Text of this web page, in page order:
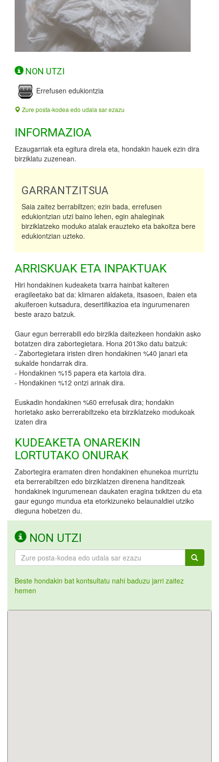
NON UTZI
Errefusen edukiontzia
Zure posta-kodea edo udala sar ezazu
INFORMAZIOA
Ezaugarriak eta egitura direla eta, hondakin hauek ezin dira
birziklatu zuzenean.
GARRANTZITSUA
Saia zaitez berrabiltzen; ezin bada, errefusen
edukiontzian utzi baino lehen, egin ahaleginak
birziklatzeko moduko atalak erauzteko eta bakoitza bere
edukiontzian uzteko.
ARRISKUAK ETA INPAKTUAK
Hiri hondakinen kudeaketa txarra hainbat kalteren
eragileetako bat da: klimaren aldaketa, itsasoen, ibaien eta
akuiferoen kutsadura, desertifikazioa eta ingurumenaren
beste arazo batzuk.
Gaur egun berrerabili edo birzikla daitezkeen hondakin asko
botatzen dira zabortegietara. Hona 2013ko datu batzuk:
- Zabortegietara iristen diren hondakinen %40 janari eta
sukalde hondarrak dira.
- Hondakinen %15 papera eta kartoia dira.
- Hondakinen %12 ontzi arinak dira.
Euskadin hondakinen %60 errefusak dira; hondakin
horietako asko berrerabiltzeko eta birziklatzeko modukoak
izaten dira
KUDEAKETA ONAREKIN
LORTUTAKO ONURAK
Zabortegira eramaten diren hondakinen ehunekoa murriztu
eta berrerabiltzen edo birziklatzen direnena handitzeak
hondakinek ingurumenean daukaten eragina txikitzen du eta
gaur egungo mundua eta etorkizuneko belaunaldiei utziko
dieguna hobetzen du.
NON UTZI
Beste hondakin bat kontsultatu nahi baduzu jarri zaitez
hemen